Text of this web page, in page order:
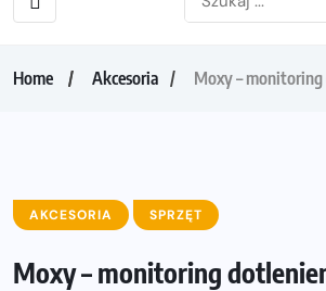
Home Akcesoria Moxy –
AKCESORIA SPRZĘT
Moxy – monitoring